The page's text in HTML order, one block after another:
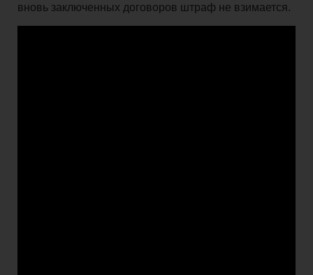
вновь заключенных договоров штраф не взимается.